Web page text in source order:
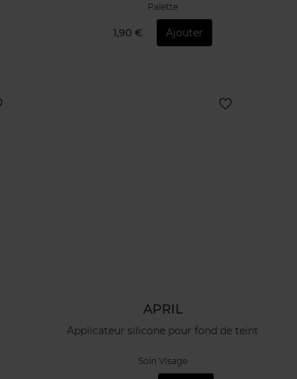
Palette
1,90 € Ajouter
APRIL
Applicateur silicone pour fond de teint
Soin VIsage